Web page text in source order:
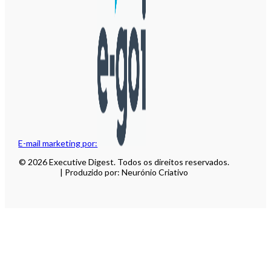
E-mail marketing por:
© 2026 Executive Digest. Todos os direitos reservados.
| Produzido por: Neurónio Criativo